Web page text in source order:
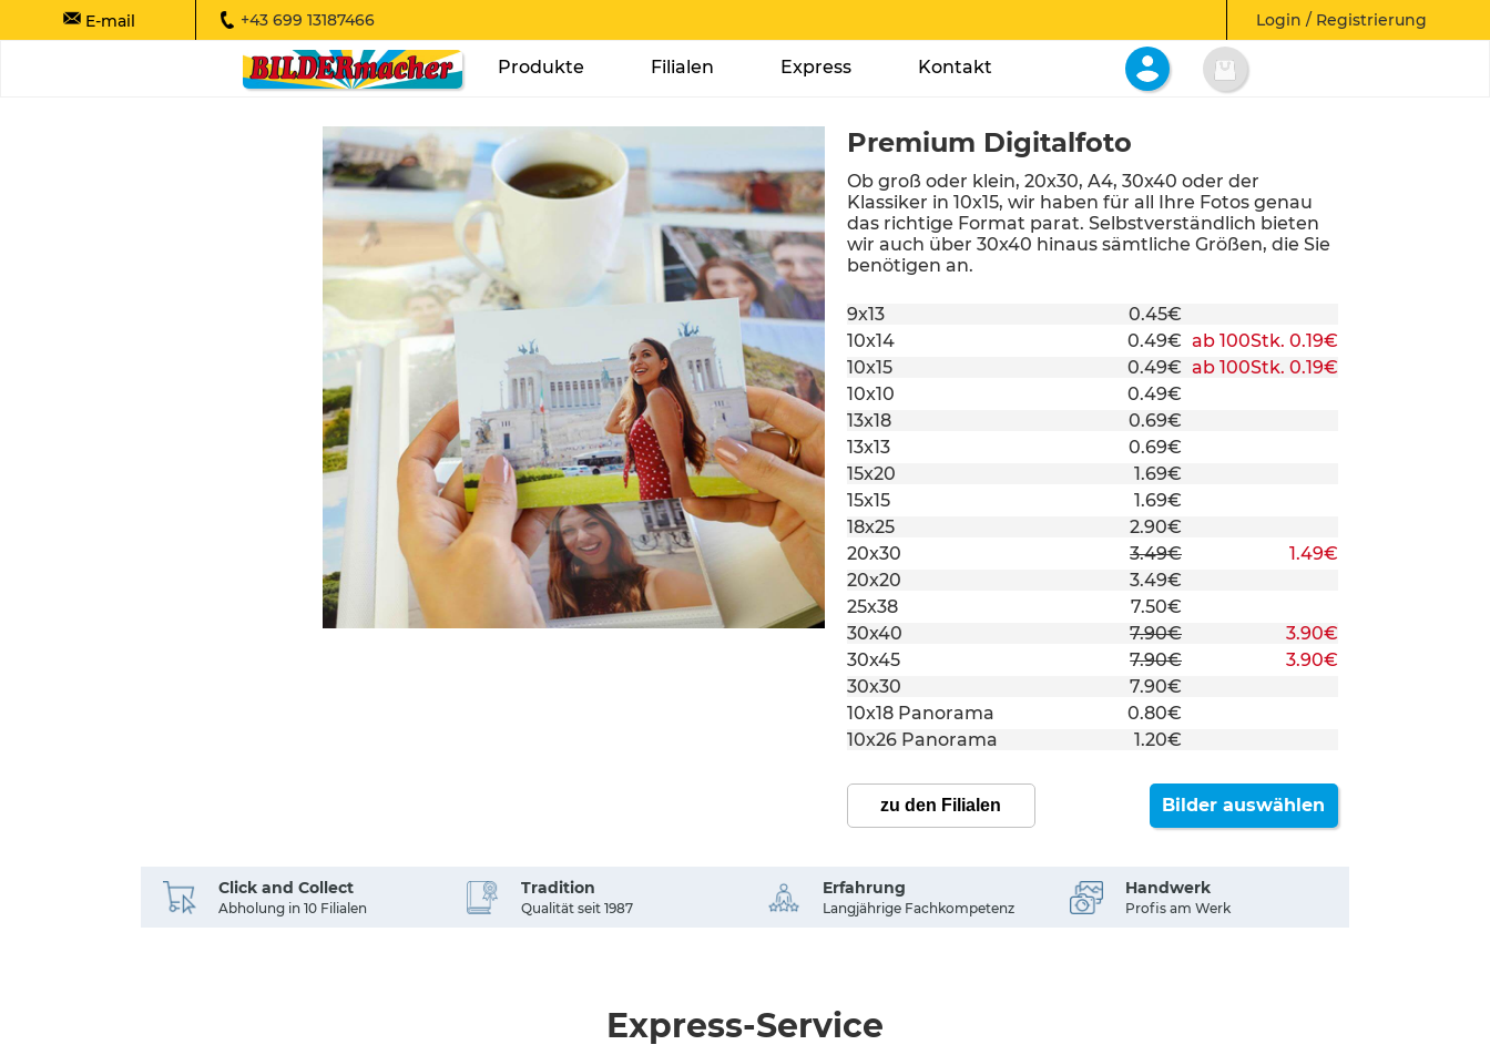
E-mail +43 699 13187466 Login / Registrierung
Produkte Filialen Express Kontakt
Premium Digitalfoto
Ob groß oder klein, 20x30, A4, 30x40 oder der
Klassiker in 10x15, wir haben für all Ihre Fotos genau
das richtige Format parat. Selbstverständlich bieten
wir auch über 30x40 hinaus sämtliche Größen, die Sie
benötigen an.
9x13
0.45€
10x14
0.49€ ab 100Stk. 0.19€
10x15
0.49€ ab 100Stk. 0.19€
10x10
0.49€
13x18
0.69€
13x13
0.69€
15x20
1.69€
15x15
1.69€
18x25
2.90€
20x30
3.49€
1.49€
20x20
3.49€
25x38
7.50€
30x40
7.90€
3.90€
30x45
7.90€
3.90€
30x30
7.90€
10x18 Panorama
0.80€
10x26 Panorama
1.20€
zu den Filialen Bilder auswählen
Click and Collect
Abholung in 10 Filialen
Tradition
Qualität seit 1987
Erfahrung
Langjährige Fachkompetenz
Handwerk
Profis am Werk
Express-Service